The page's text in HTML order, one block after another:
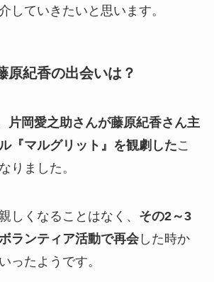
していきたいと思います。
原紀香の出会いは？
片岡愛之助さんが藤原紀香さん主
『マルグリット』を観劇したこ
りました。
しくなることはなく、 その2～3
ランティア活動で再会した時か
ったようです。